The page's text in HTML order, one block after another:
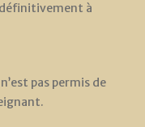
définitivement à
pas permis de